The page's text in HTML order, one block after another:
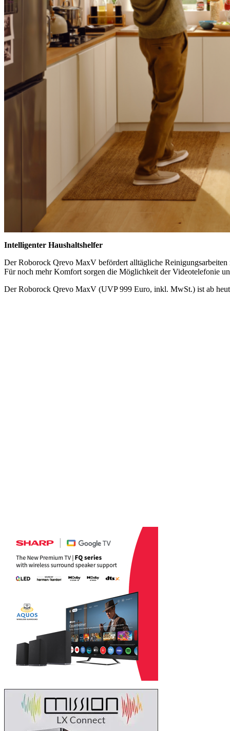
Intelligenter Haushaltshelfer
Der Roborock Qrevo MaxV befördert alltägliche Reinigungsarbeiten
Für noch mehr Komfort sorgen die Möglichkeit der Videotelefonie
Der Roborock Qrevo MaxV (UVP 999 Euro, inkl. MwSt.) ist ab